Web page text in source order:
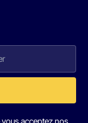
acceptez nos